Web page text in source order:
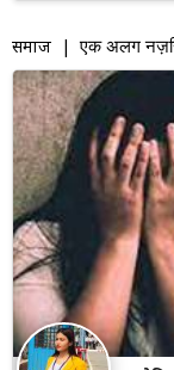
समाज |एक अलग